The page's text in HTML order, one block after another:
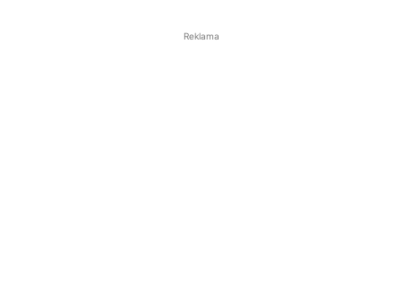
Reklama